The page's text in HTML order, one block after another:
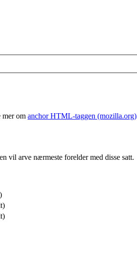
mer om anchor HTML-taggen (mozilla.org)
vil arve nærmeste forelder med disse satt.